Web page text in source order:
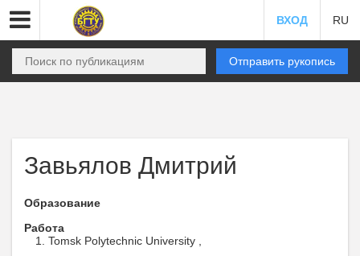
ВХОД RU
Отправить рукопись
Завьялов Дмитрий
Образование
Работа
Tomsk Polytechnic University ,